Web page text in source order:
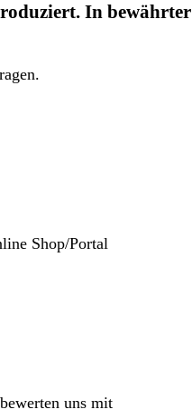
In bewährter
Shop/Portal
uns mit